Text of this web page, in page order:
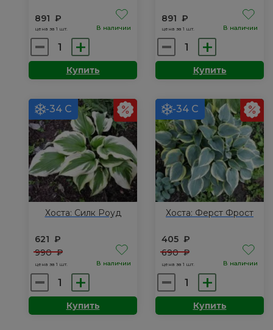
891 ₽
цена за 1 шт. В наличии
Количество
товара
Класс
Купить
891 ₽
цена за 1 шт. В наличии
Количество
товара
Бэнд
Купить
-34 С
Хоста: Силк Роуд
621 ₽
990₽
цена за 1 шт. В наличии
Количество
товара
Купить
-34 С
Хоста: Ферст Фрост
405 ₽
690₽
цена за 1 шт. В наличии
Количество
товара
Купить